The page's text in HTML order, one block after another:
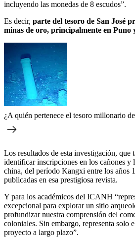
incluyendo las monedas de 8 escudos”.
Es decir, parte del tesoro de San José
minas de oro, principalmente en Puno
¿A quién pertenece el tesoro millonario
Los resultados de esta investigación, que
identificar inscripciones en los cañones y
china, del período Kangxi entre los años
publicadas en esa prestigiosa revista.
Y para los académicos del ICANH
excepcional para explorar un sitio
profundizar nuestra comprensión del
coloniales. Sin embargo, representa solo
proyecto a largo plazo”.